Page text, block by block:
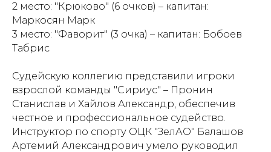
2 место: "Крюково" (6 очков) – капитан:
Маркосян Марк
3 место: "Фаворит" (3 очка) – капитан: Бобоев
Табрис
Судейскую коллегию представили игроки
взрослой команды "Сириус" – Пронин
Станислав и Хайлов Александр, обеспечив
честное и профессиональное судейство.
Инструктор по спорту ОЦК "ЗелАО" Балашов
Артемий Александрович умело руководил